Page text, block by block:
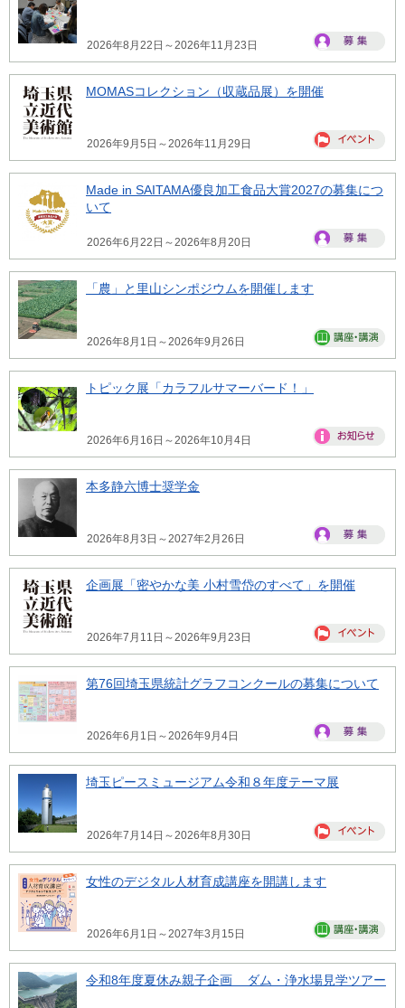
2026年8月22日～2026年11月23日
MOMASコレクション（収蔵品展）を開催
2026年9月5日～2026年11月29日
Made in SAITAMA優良加工食品大賞2027の募集につ
いて
2026年6月22日～2026年8月20日
「農」と里山シンポジウムを開催します
2026年8月1日～2026年9月26日
トピック展「カラフルサマーバード！」
2026年6月16日～2026年10月4日
本多静六博士奨学金
2026年8月3日～2027年2月26日
企画展「密やかな美 小村雪岱のすべて」を開催
2026年7月11日～2026年9月23日
第76回埼玉県統計グラフコンクールの募集について
2026年6月1日～2026年9月4日
埼玉ピースミュージアム令和８年度テーマ展
2026年7月14日～2026年8月30日
女性のデジタル人材育成講座を開講します
2026年6月1日～2027年3月15日
令和8年度夏休み親子企画 ダム・浄水場見学ツアー